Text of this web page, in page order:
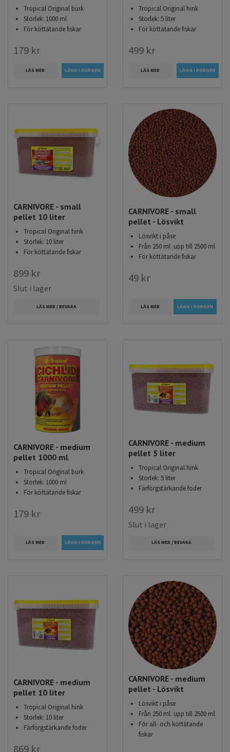
Tropical Original burk
Storlek: 1000 ml
För köttätande fiskar
179 kr
LÄS MER
Tropical Original hink
Storlek: 5 liter
För köttätande fiskar
499 kr
LÄS MER
CARNIVORE - small
pellet 10 liter
Tropical Original hink
Storlek: 10 liter
För köttätande fiskar
899 kr
Slut i lager
LÄS MER / BEVAKA
CARNIVORE - small
pellet - Lösvikt
Lösvikt i påse
Från 250 ml. upp till 2500 ml
För köttätande fiskar
49 kr
LÄS MER LÄGG I KORGEN
CARNIVORE - medium
pellet 1000 ml
Tropical Original burk
Storlek: 1000 ml
För köttätande fiskar
179 kr
LÄS MER
CARNIVORE - medium
pellet 5 liter
Tropical Original hink
Storlek: 5 liter
Färförgstärkande foder
499 kr
Slut i lager
LÄS MER / BEVAKA
CARNIVORE - medium
pellet 10 liter
Tropical Original hink
Storlek: 10 liter
Färförgstärkande foder
869 kr
CARNIVORE - medium
pellet - Lösvikt
Lösvikt i påse
Från 250 ml. upp till 2500 ml
För all- och köttätande
fiskar